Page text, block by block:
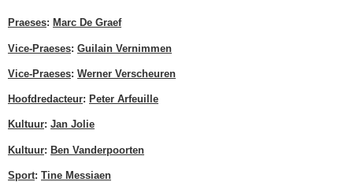
Praeses: Marc De Graef
Vice-Praeses: Guilain Vernimmen
Vice-Praeses: Werner Verscheuren
Hoofdredacteur: Peter Arfeuille
Kultuur: Jan Jolie
Kultuur: Ben Vanderpoorten
Sport: Tine Messiaen